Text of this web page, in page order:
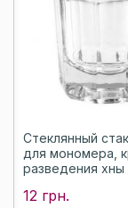
Стеклянный
для мономера,
разведения хны
12 грн.